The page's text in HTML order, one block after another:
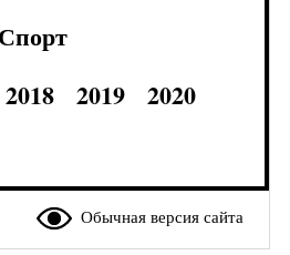
Спорт
2018 2019
2020
Обычная версия сайта